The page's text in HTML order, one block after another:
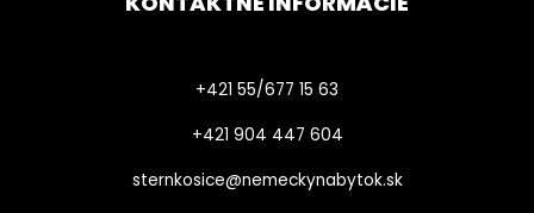
+421 55/677 15 63
+421 904 447 604​
sternkosice@nemeckynabytok.sk